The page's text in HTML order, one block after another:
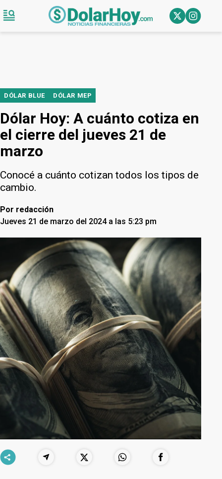
DÓLAR BLUE DÓLAR MEP
Dólar Hoy: A cuánto cotiza en
el cierre del jueves 21 de
marzo
Conocé a cuánto cotizan todos los tipos de
cambio.
Por redacción
Jueves 21 de marzo del 2024 a las 5:23 pm